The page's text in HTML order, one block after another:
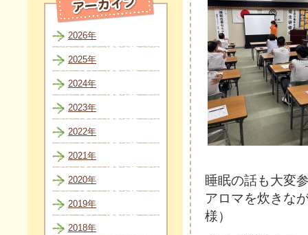
睡眠の話も大変
アロマを炊きな
様）
2026年
2025年
2024年
2023年
2022年
2021年
2020年
2019年
2018年